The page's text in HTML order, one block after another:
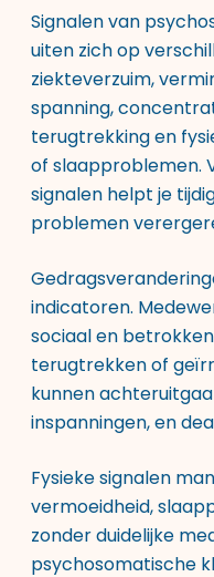
Signalen van
uiten zich op
ziekteverzuim,
spanning,
terugtrekking en
of slaapproblemen.
signalen helpt je
problemen
indicatoren.
sociaal en
terugtrekken of
kunnen
inspanningen, en
Fysieke signalen
vermoeidheid,
zonder duidelijke
psychosomatische